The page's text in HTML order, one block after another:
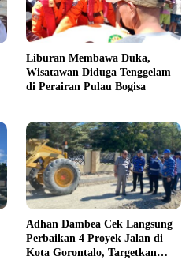
Liburan Membawa Duka,
Wisatawan Diduga Tenggelam
di Perairan Pulau Bogisa
Adhan Dambea Cek Langsung
Perbaikan 4 Proyek Jalan di
Kota Gorontalo, Targetkan